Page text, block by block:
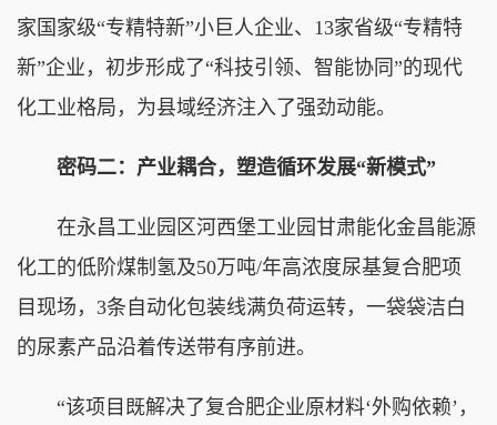
家国家级“专精特新”小巨人企业、13家省级“专精特
新”企业，初步形成了“科技引领、智能协同”的现代
化工业格局，为县域经济注入了强劲动能。
密码二：产业耦合，塑造循环发展“新模式”
在永昌工业园区河西堡工业园甘肃能化金昌能源
化工的低阶煤制氢及50万吨/年高浓度尿基复合肥项
目现场，3条自动化包装线满负荷运转，一袋袋洁白
的尿素产品沿着传送带有序前进。
“该项目既解决了复合肥企业原材料‘外购依赖’，